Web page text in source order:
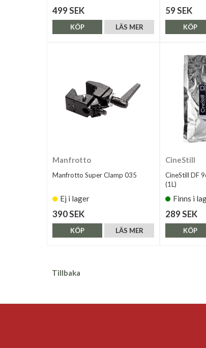
499 SEK
LÄS MER
KÖP
59 SEK
KÖP
Manfrotto
Manfrotto Super Clamp 035
Ej i lager
390 SEK
LÄS MER
KÖP
CineStill
CineStill DF
(1L)
Finns i
289 SEK
KÖP
Tillbaka